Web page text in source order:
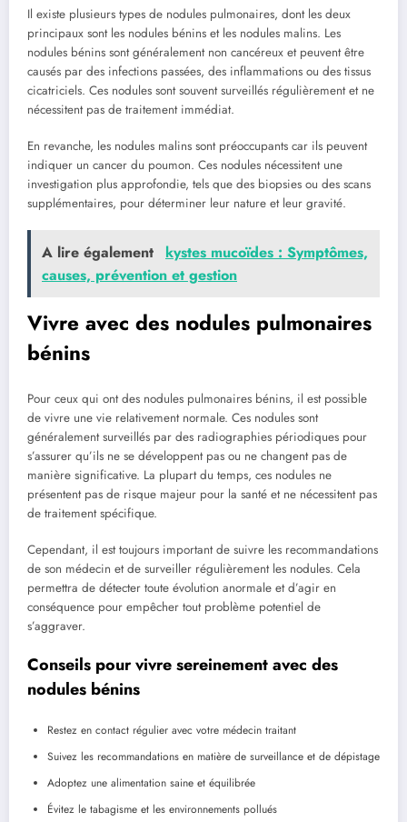
Il existe plusieurs types de⁢ nodules pulmonaires, dont les deux
principaux sont‌ les nodules bénins ‍et les nodules malins. Les
⁣nodules bénins sont généralement non cancéreux et peuvent⁣ être
causés ‍par des‌ infections passées, des inflammations ou ⁢des ​tissus
cicatriciels. Ces nodules sont souvent‌ surveillés régulièrement et ne
nécessitent pas de traitement immédiat.
En revanche, les nodules malins⁤ sont préoccupants ⁢car ils peuvent​
indiquer un cancer du poumon. Ces⁢ nodules nécessitent une
investigation plus approfondie, tels⁢ que​ des biopsies ou des scans
supplémentaires,⁢ pour déterminer leur nature et leur gravité.
A lire également
kystes mucoïdes : Symptômes,
causes, prévention et gestion
Vivre⁣ avec des nodules ​pulmonaires⁢
bénins
Pour ⁤ceux qui ⁢ont des⁣ nodules pulmonaires⁤ bénins, il est possible
de ⁣vivre une vie relativement normale. Ces nodules‌ sont‍
généralement surveillés par⁣ des radiographies périodiques pour​
s’assurer​ qu’ils ne⁣ se développent pas ou ne​ changent pas de
manière significative. La plupart du ⁣temps, ces nodules ‌ne
présentent pas de risque majeur pour ⁢la santé et ne ‌nécessitent⁣ pas
de traitement spécifique.
Cependant, il est ⁢toujours important de suivre les recommandations
de son médecin et⁣ de surveiller régulièrement les ‍nodules.‍ Cela
permettra de détecter toute ⁢évolution anormale et d’agir en
conséquence pour empêcher tout problème potentiel de
s’aggraver.
Conseils pour vivre⁣ sereinement avec des
nodules bénins
Restez en contact régulier ⁤avec votre médecin traitant
Suivez les recommandations en matière de⁤ surveillance et de dépistage
Adoptez une⁤ alimentation saine et équilibrée
Évitez le tabagisme ⁤et les environnements pollués